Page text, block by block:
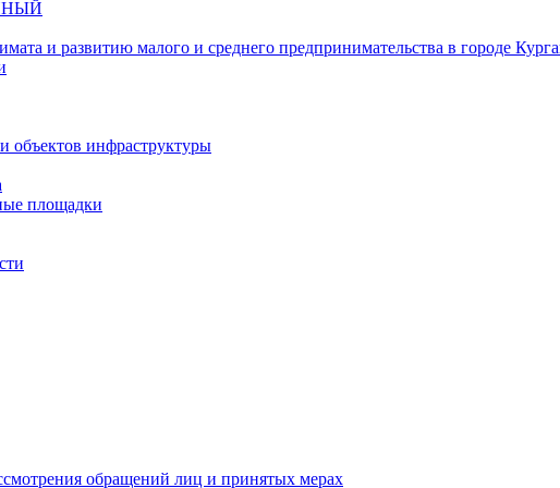
и развитию малого и среднего предпринимательства в городе
объектов инфраструктуры
площадки
обращений лиц и принятых мерах